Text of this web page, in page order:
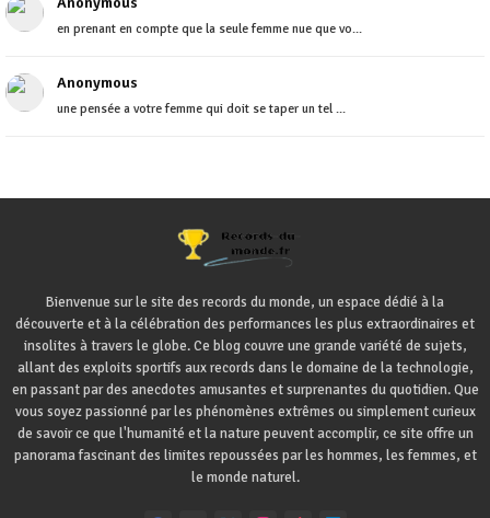
en prenant en compte que la seule femme nue que vo...
Anonymous
une pensée a votre femme qui doit se taper un tel ...
Bienvenue sur le site des records du monde, un espace dédié à la
découverte et à la célébration des performances les plus extraordinaires et
insolites à travers le globe. Ce blog couvre une grande variété de sujets,
allant des exploits sportifs aux records dans le domaine de la technologie,
en passant par des anecdotes amusantes et surprenantes du quotidien. Que
vous soyez passionné par les phénomènes extrêmes ou simplement curieux
de savoir ce que l'humanité et la nature peuvent accomplir, ce site offre un
panorama fascinant des limites repoussées par les hommes, les femmes, et
le monde naturel.